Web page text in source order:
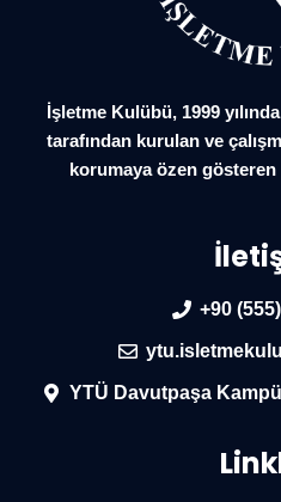
İşletme Kulübü, 1999
tarafından kurulan ve
korumaya özen
+90
YTÜ Davutpaşa